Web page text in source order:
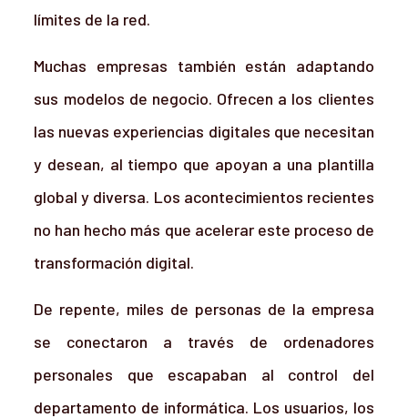
límites de la red.
Muchas empresas también están adaptando
sus modelos de negocio. Ofrecen a los clientes
las nuevas experiencias digitales que necesitan
y desean, al tiempo que apoyan a una plantilla
global y diversa. Los acontecimientos recientes
no han hecho más que acelerar este proceso de
transformación digital.
De repente, miles de personas de la empresa
se conectaron a través de ordenadores
personales que escapaban al control del
departamento de informática. Los usuarios, los